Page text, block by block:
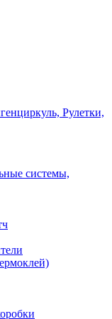
Рулетки,
системы,